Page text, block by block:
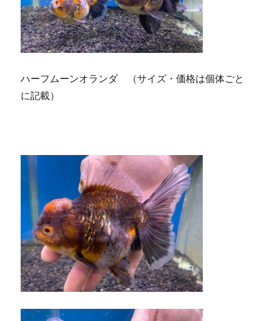
ハーフムーンオランダ （サイズ・価格は個体ごと
に記載）